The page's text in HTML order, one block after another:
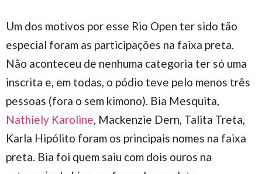
Um dos motivos por esse Rio Open ter sido tão
especial foram as participações na faixa preta.
Não aconteceu de nenhuma categoria ter só uma
inscrita e, em todas, o pódio teve pelo menos três
pessoas (fora o sem kimono). Bia Mesquita,
Nathiely Karoline , Mackenzie Dern, Talita Treta,
Karla Hipólito foram os principais nomes na faixa
preta. Bia foi quem saiu com dois ouros na